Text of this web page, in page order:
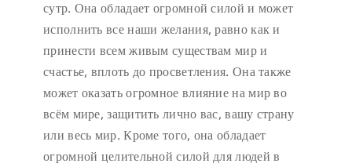
сутр. Она обладает огромной силой и может
исполнить все наши желания, равно как и
принести всем живым существам мир и
счастье, вплоть до просветления. Она также
может оказать огромное влияние на мир во
всём мире, защитить лично вас, вашу страну
или весь мир. Кроме того, она обладает
огромной целительной силой для людей в